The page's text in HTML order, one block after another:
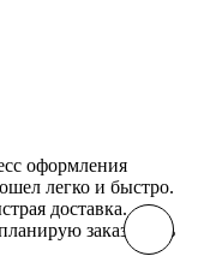
оформления
легко и быстро.
доставка.
заказывать